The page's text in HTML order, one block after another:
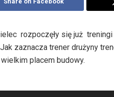
rozpoczęły się już
zaznacza trener drużyny
placem budowy.